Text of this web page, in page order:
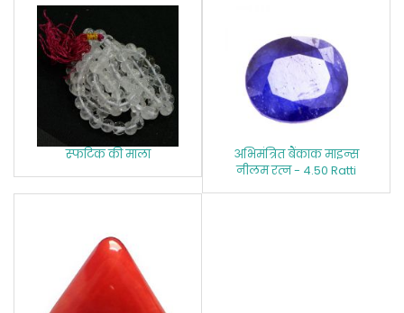
स्‍फटिक की माला
अभिमंत्रित बैंकाक माइन्स
नीलम रत्‍न - 4.50 Ratti